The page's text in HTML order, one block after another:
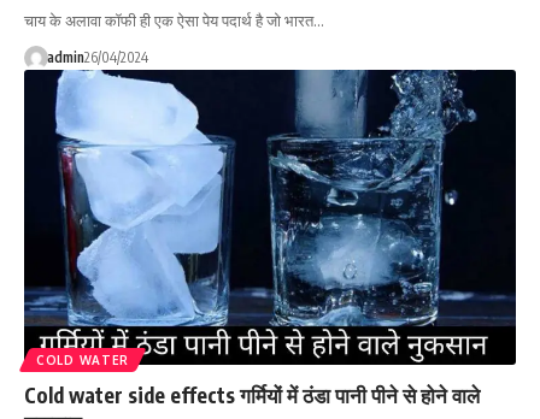
चाय के अलावा कॉफी ही एक ऐसा पेय पदार्थ है जो भारत…
admin26/04/2024
COLD WATER
Cold water side effects गर्मियों में ठंडा पानी पीने से होने वाले